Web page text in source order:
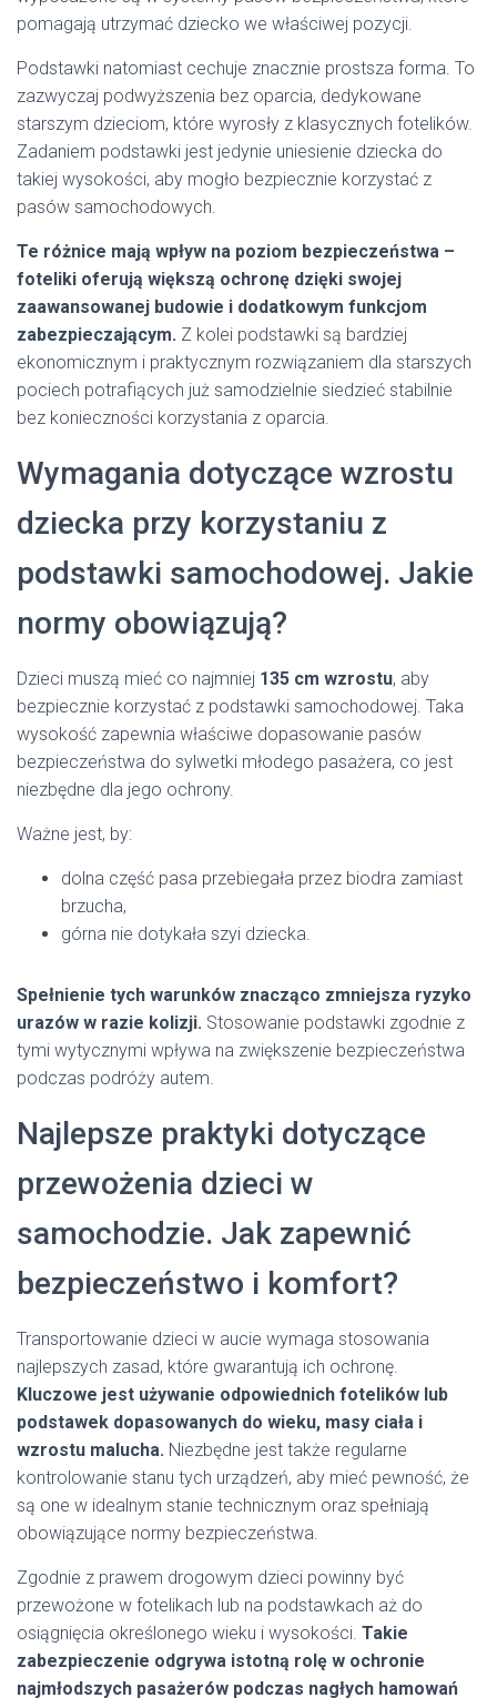
pomagają utrzymać dziecko we właściwej pozycji.
Podstawki natomiast cechuje znacznie prostsza forma. To
zazwyczaj podwyższenia bez oparcia, dedykowane
starszym dzieciom, które wyrosły z klasycznych fotelików.
Zadaniem podstawki jest jedynie uniesienie dziecka do
takiej wysokości, aby mogło bezpiecznie korzystać z
pasów samochodowych.
Te różnice mają wpływ na poziom bezpieczeństwa –
foteliki oferują większą ochronę dzięki swojej
zaawansowanej budowie i dodatkowym funkcjom
zabezpieczającym. Z kolei podstawki są bardziej
ekonomicznym i praktycznym rozwiązaniem dla starszych
pociech potrafiących już samodzielnie siedzieć stabilnie
bez konieczności korzystania z oparcia.
Wymagania dotyczące wzrostu
dziecka przy korzystaniu z
podstawki samochodowej. Jakie
normy obowiązują?
Dzieci muszą mieć co najmniej 135 cm wzrostu, aby
bezpiecznie korzystać z podstawki samochodowej. Taka
wysokość zapewnia właściwe dopasowanie pasów
bezpieczeństwa do sylwetki młodego pasażera, co jest
niezbędne dla jego ochrony.
Ważne jest, by:
dolna część pasa przebiegała przez biodra zamiast
brzucha,
górna nie dotykała szyi dziecka.
Spełnienie tych warunków znacząco zmniejsza ryzyko
urazów w razie kolizji. Stosowanie podstawki zgodnie z
tymi wytycznymi wpływa na zwiększenie bezpieczeństwa
podczas podróży autem.
Najlepsze praktyki dotyczące
przewożenia dzieci w
samochodzie. Jak zapewnić
bezpieczeństwo i komfort?
Transportowanie dzieci w aucie wymaga stosowania
najlepszych zasad, które gwarantują ich ochronę.
Kluczowe jest używanie odpowiednich fotelików lub
podstawek dopasowanych do wieku, masy ciała i
wzrostu malucha. Niezbędne jest także regularne
kontrolowanie stanu tych urządzeń, aby mieć pewność, że
są one w idealnym stanie technicznym oraz spełniają
obowiązujące normy bezpieczeństwa.
Zgodnie z prawem drogowym dzieci powinny być
przewożone w fotelikach lub na podstawkach aż do
osiągnięcia określonego wieku i wysokości. Takie
zabezpieczenie odgrywa istotną rolę w ochronie
najmłodszych pasażerów podczas nagłych hamowań